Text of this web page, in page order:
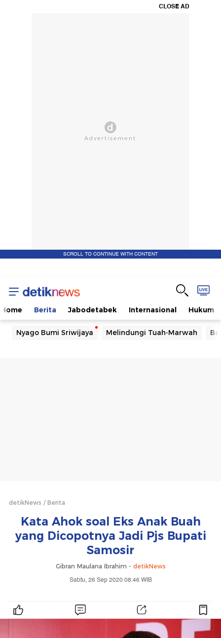
CLOSE AD
SCROLL TO CONTINUE WITH CONTENT
Home Berita Jabodetabek Internasional Hukum
Nyago Bumi Sriwijaya Melindungi Tuah-Marwah
detikNews Berita
Kata Ahok soal Eks Anak Buah
yang Dicopotnya Jadi Pjs Bupati
Samosir
Gibran Maulana Ibrahim - detikNews
Sabtu, 26 Sep 2020 08:46 WIB